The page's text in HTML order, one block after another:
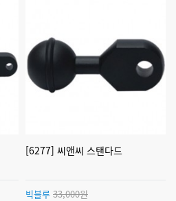
[6277] 씨앤씨 스탠다드
빅블루 33,000원